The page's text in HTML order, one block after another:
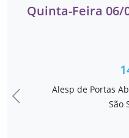
Quinta-Feira 06/
Alesp de Portas
São
Anterior